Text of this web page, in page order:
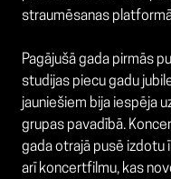
straumēsanas
Pagājušā gada pirmās
studijas piecu gadu
jauniešiem bija iespēja
grupas pavadībā.
gada otrajā pusē izdotu
arī koncertfilmu, kas